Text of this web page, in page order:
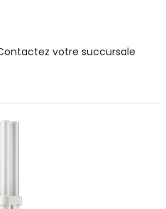
votre succursale